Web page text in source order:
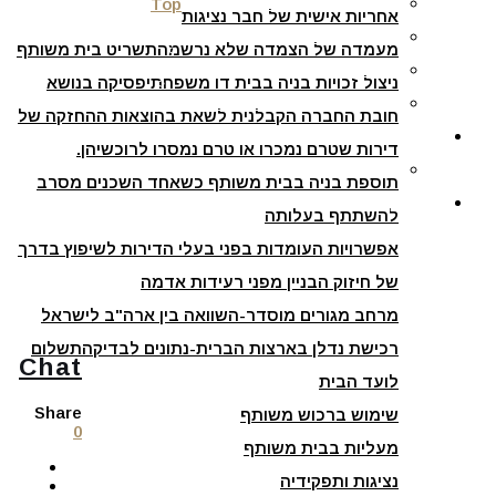
אחריות אישית של חבר נציגות
מעמדה של הצמדה שלא נרשמהתשריט בית משותף
ניצול זכויות בניה בבית דו משפחתי
חובת החברה הקבלנית לשאת בהוצאות ההחזקה של
דירות שטרם נמכרו או טרם נמסרו לרוכשיהן.
תוספת בניה בבית משותף כשאחד השכנים מסרב
להשתתף בעלותה
אפשרויות העומדות בפני בעלי הדירות לשיפוץ בדרך
של חיזוק הבניין מפני רעידות אדמה
מרחב מגורים מוסדר-השוואה בין ארה"ב לישראל
רכישת נדלן בארצות הברית-נתונים לבדיקה
פסקי דין
פסיקה בנושא
תשלום
לועד הבית
שימוש ברכוש משותף
מעליות בבית משותף
נציגות ותפקידיה
Chat
Share
0
Top